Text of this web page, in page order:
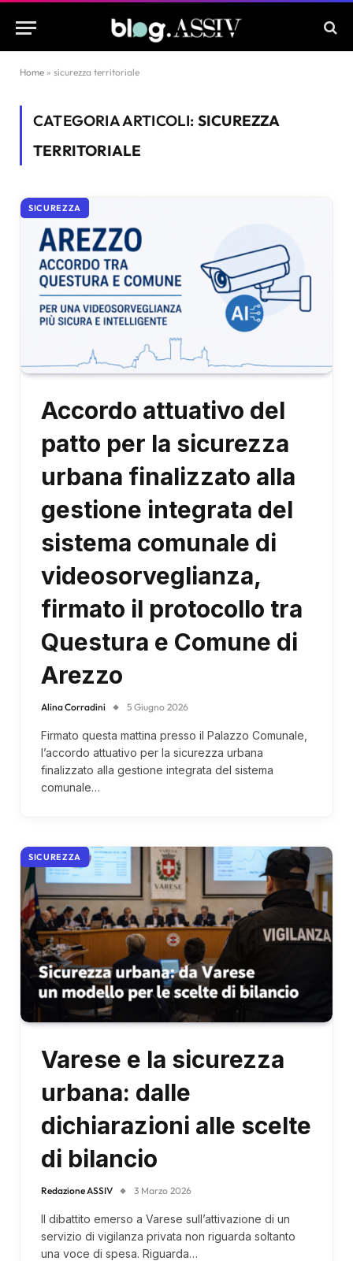
Home » sicurezza territoriale
CATEGORIA ARTICOLI: SICUREZZA
TERRITORIALE
SICUREZZA
Accordo attuativo del
patto per la sicurezza
urbana finalizzato alla
gestione integrata del
sistema comunale di
videosorveglianza,
firmato il protocollo tra
Questura e Comune di
Arezzo
Alina Corradini 5 Giugno 2026
Firmato questa mattina presso il Palazzo Comunale,
l’accordo attuativo per la sicurezza urbana
finalizzato alla gestione integrata del sistema
comunale…
SICUREZZA
Varese e la sicurezza
urbana: dalle
dichiarazioni alle scelte
di bilancio
Redazione ASSIV 3 Marzo 2026
Il dibattito emerso a Varese sull’attivazione di un
servizio di vigilanza privata non riguarda soltanto
una voce di spesa. Riguarda…